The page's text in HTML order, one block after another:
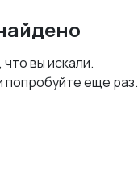
вы искали.
попробуйте еще раз.